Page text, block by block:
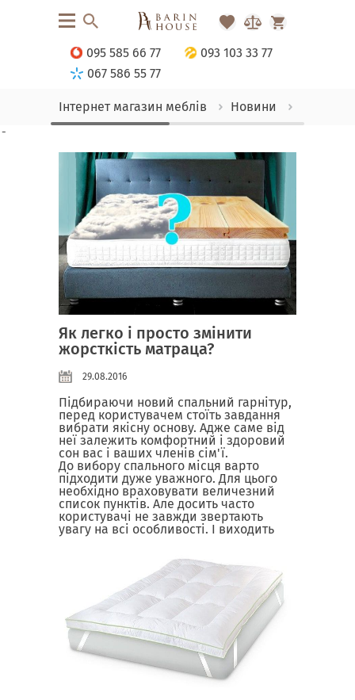
095 585 66 77
093 103 33 77
067 586 55 77
Інтернет магазин меблів Новини
-
Як легко і просто змінити
жорсткість матраца?
29.08.2016
Підбираючи новий спальний гарнітур,
перед користувачем стоїть завдання
вибрати якісну основу. Адже саме від
неї залежить комфортний і здоровий
сон вас і ваших членів сім'ї.
До вибору спального місця варто
підходити дуже уважного. Для цього
необхідно враховувати величезний
список пунктів. Але досить часто
користувачі не завжди звертають
увагу на всі особливості. І виходить